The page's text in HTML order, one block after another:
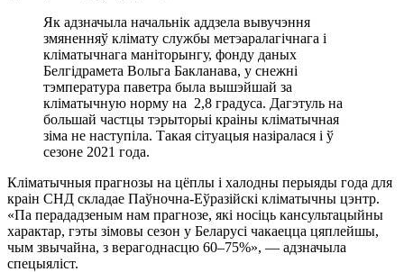
Як адзначыла начальнік аддзела вывучэння
змяненняў клімату службы метэаралагічнага і
кліматычнага маніторынгу, фонду даных
Белгідрамета Вольга Бакланава, у снежні
тэмпература паветра была вышэйшай за
кліматычную норму на 2,8 градуса. Дагэтуль на
большай частцы тэрыторыі краіны кліматычная
зіма не наступіла. Такая сітуацыя назіралася і ў
сезоне 2021 года.
Кліматычныя прагнозы на цёплы і халодны перыяды года для
краін СНД складае Паўночна-Еўразійскі кліматычны цэнтр.
«Па перададзеным нам прагнозе, які носіць кансультацыйны
характар, гэты зімовы сезон у Беларусі чакаецца цяплейшы,
чым звычайна, з верагоднасцю 60–75%», — адзначыла
спецыяліст.